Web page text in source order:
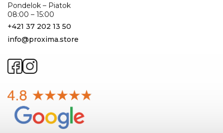
Pondelok – Piatok
08:00 – 15:00
+421 37 202 13 50
info@proxima.store